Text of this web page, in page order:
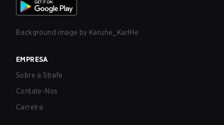
Background image by Karuhe_KarlHe
EMPRESA
Sobre a Strafe
Contate-Nos
Carreira